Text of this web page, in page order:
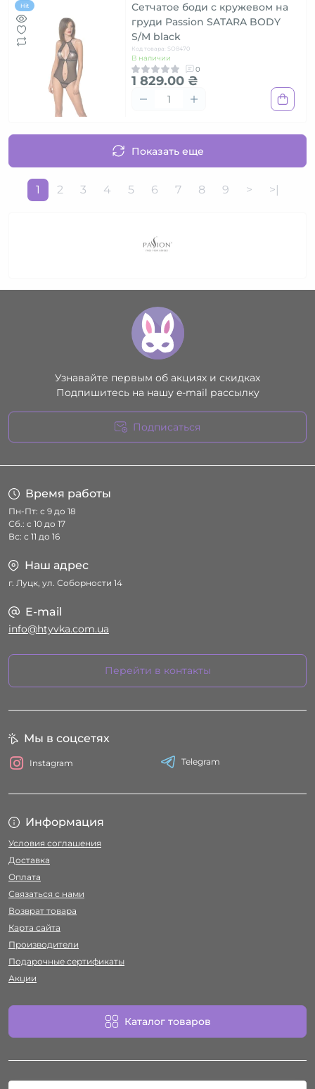
Hit
Сетчатое боди с кружевом на
груди Passion SATARA BODY
S/M black
Код товара: SO8470
В наличии
0
1 829.00 ₴
Показать еще
1 2 3 4 5 6 7 8 9 > >|
Узнавайте первым об акциях и скидках
Подпишитесь на нашу e-mail рассылку
Подписаться
Время работы
Пн-Пт: с 9 до 18
Сб.: с 10 до 17
Вс: с 11 до 16
Наш адрес
г. Луцк, ул. Соборности 14
E-mail
info@htyvka.com.ua
Перейти в контакты
Информация
Условия соглашения
Доставка
Оплата
Связаться с нами
Возврат товара
Карта сайта
Производители
Подарочные сертификаты
Акции
Каталог товаров
Мы в соцсетях
Instagram Telegram